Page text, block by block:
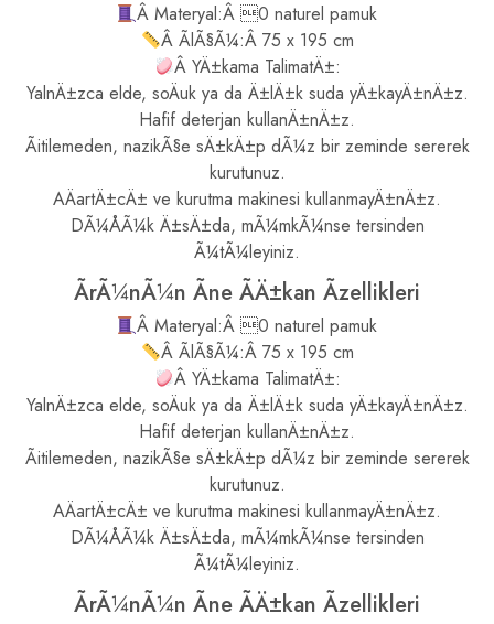
Â Materyal:Â 0 naturel pamuk
Â ÃlÃ§Ã¼:Â 75 x 195 cm
Â YÄ±kama TalimatÄ±:
YalnÄ±zca elde, soÄuk ya da Ä±lÄ±k suda yÄ±kayÄ±nÄ±z.
Hafif deterjan kullanÄ±nÄ±z.
Ãitilemeden, nazikÃ§e sÄ±kÄ±p dÃ¼z bir zeminde sererek
kurutunuz.
AÄartÄ±cÄ± ve kurutma makinesi kullanmayÄ±nÄ±z.
DÃ¼ÅÃ¼k Ä±sÄ±da, mÃ¼mkÃ¼nse tersinden
Ã¼tÃ¼leyiniz.
ÃrÃ¼nÃ¼n Ãne ÃÄ±kan Ãzellikleri
Â Materyal:Â 0 naturel pamuk
Â ÃlÃ§Ã¼:Â 75 x 195 cm
Â YÄ±kama TalimatÄ±:
YalnÄ±zca elde, soÄuk ya da Ä±lÄ±k suda yÄ±kayÄ±nÄ±z.
Hafif deterjan kullanÄ±nÄ±z.
Ãitilemeden, nazikÃ§e sÄ±kÄ±p dÃ¼z bir zeminde sererek
kurutunuz.
AÄartÄ±cÄ± ve kurutma makinesi kullanmayÄ±nÄ±z.
DÃ¼ÅÃ¼k Ä±sÄ±da, mÃ¼mkÃ¼nse tersinden
Ã¼tÃ¼leyiniz.
ÃrÃ¼nÃ¼n Ãne ÃÄ±kan Ãzellikleri